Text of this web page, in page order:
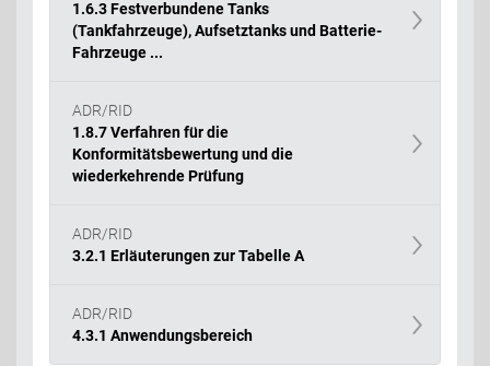
1.6.3 Festverbundene Tanks
(Tankfahrzeuge), Aufsetztanks und Batterie-
Fahrzeuge ...
ADR/RID
1.8.7 Verfahren für die
Konformitätsbewertung und die
wiederkehrende Prüfung
ADR/RID
3.2.1 Erläuterungen zur Tabelle A
ADR/RID
4.3.1 Anwendungsbereich